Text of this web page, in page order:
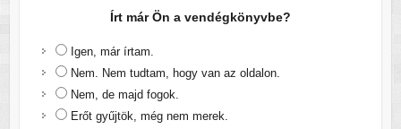
Írt már Ön a vendégkönyvbe?
Igen, már írtam.
Nem. Nem tudtam, hogy van az oldalon.
Nem, de majd fogok.
Erőt gyűjtök, még nem merek.